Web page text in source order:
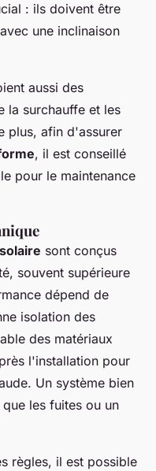
: ils doivent être
une inclinaison
aussi des
la surchauffe et les
plus, afin d'assurer
, il est conseillé
pour le maintenance
sont conçus
souvent supérieure
dépend de
isolation des
des matériaux
l'installation pour
Un système bien
les fuites ou un
règles, il est possible